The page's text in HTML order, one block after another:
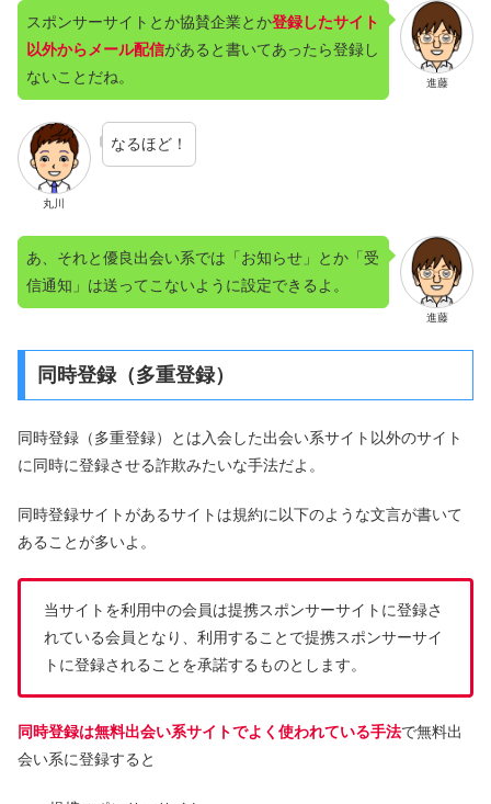
進藤
スポンサーサイトとか協賛企業とか登録したサイト
以外からメール配信があると書いてあったら登録し
ないことだね。
丸川
なるほど！
進藤
あ、それと優良出会い系では「お知らせ」とか「受
信通知」は送ってこないように設定できるよ。
同時登録（多重登録）
同時登録（多重登録）とは入会した出会い系サイト以外のサイト
に同時に登録させる詐欺みたいな手法だよ。
同時登録サイトがあるサイトは規約に以下のような文言が書いて
あることが多いよ。
当サイトを利用中の会員は提携スポンサーサイトに登録さ
れている会員となり、利用することで提携スポンサーサイ
トに登録されることを承諾するものとします。
同時登録は無料出会い系サイトでよく使われている手法で無料出
会い系に登録すると